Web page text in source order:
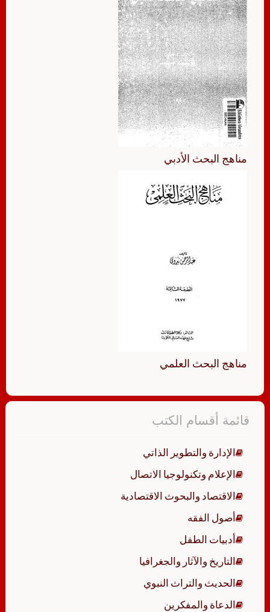
مناهج البحث الأدبي
مناهج البحث العلمي
قائمة أقسام الكتب
الإدارة والتطوير الذاتي
الإعلام وتكنولوجيا الاتصال
الاقتصاد والبحوث الاقتصادية
أصول الفقه
أدبيات الطفل
التاريخ والآثار والجغرافيا
الحديث والتراث النبوي
الدعاة والمفكرين